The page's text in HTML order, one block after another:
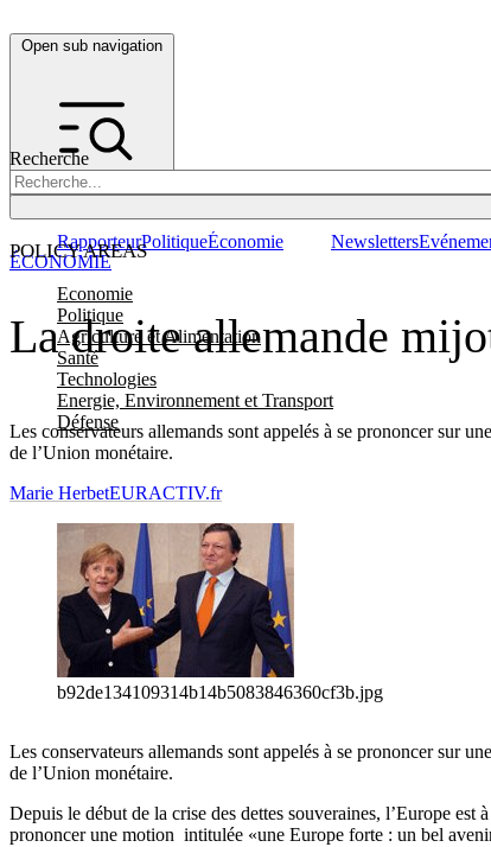
Open sub navigation
Recherche
POLICY AREAS
Economie
Politique
Agriculture et Alimentation
Santé
Technologies
Energie, Environnement et Transport
Défense
RapporteurPolitiqueÉconomie Newsletters
La droite allemande
Les conservateurs allemands sont appelés à se prononcer sur
de l’Union monétaire.
ÉCONOMIE
Marie HerbetEURACTIV.fr
b92de134109314b14b5083846360cf3b.jpg
Les conservateurs allemands sont appelés à se prononcer sur
de l’Union monétaire.
Depuis le début de la crise des dettes souveraines, l’Europe
prononcer une motion intitulée «une Europe forte : un bel